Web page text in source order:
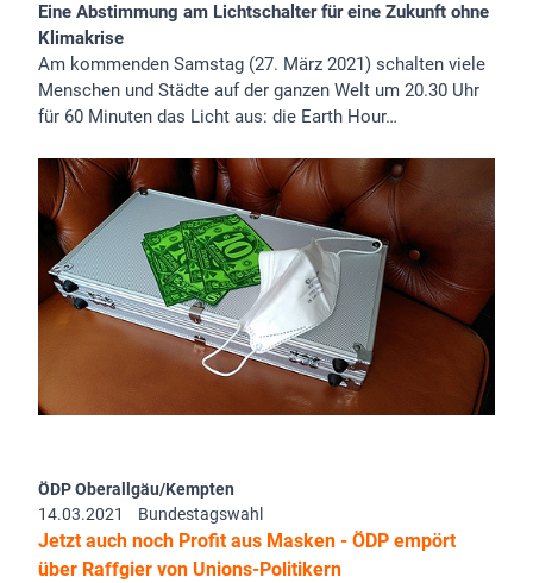
Eine Abstimmung am Lichtschalter für eine Zukunft ohne
Klimakrise
Am kommenden Samstag (27. März 2021) schalten viele
Menschen und Städte auf der ganzen Welt um 20.30 Uhr
für 60 Minuten das Licht aus: die Earth Hour…
ÖDP Oberallgäu/Kempten
14.03.2021
Bundestagswahl
Jetzt auch noch Profit aus Masken - ÖDP empört
über Raffgier von Unions-Politikern